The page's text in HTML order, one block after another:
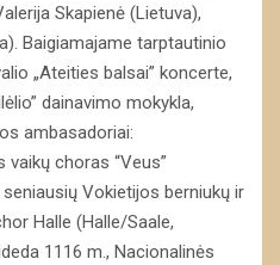
Skapienė (Lietuva),
Baigiamajame tarptautinio
„Ateities balsai” koncerte,
dainavimo mokykla,
ambasadoriai:
choras “Veus”
Vokietijos berniukų ir
Halle (Halle/Saale,
1116 m., Nacionalinės